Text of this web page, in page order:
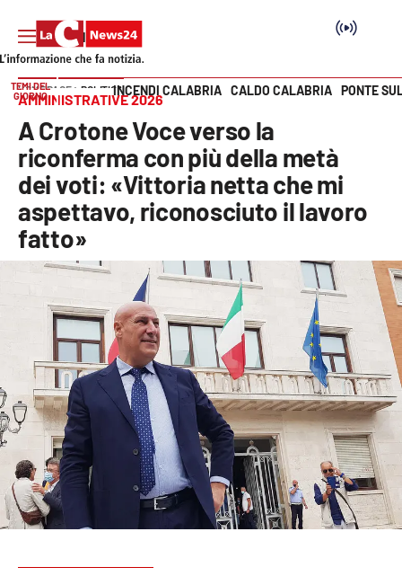
SEZIONI
Cronaca
Politica
Attualità
Economia e lavoro
Italia Mondo
Sanità
Sport
Cultura
Vai
TEMI DEL
GIORNO
INCENDI CALABRIA CALDO CALABRIA PONTE
HOME PAGE POLITICA
AMMINISTRATIVE 2026
A Crotone Voce verso la
riconferma con più della metà
dei voti: «Vittoria netta che mi
aspettavo, riconosciuto il lavoro
fatto»